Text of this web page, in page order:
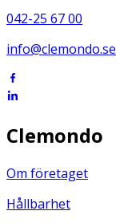
042-25 67 00
info@clemondo.se
Clemondo
Om företaget
Hållbarhet